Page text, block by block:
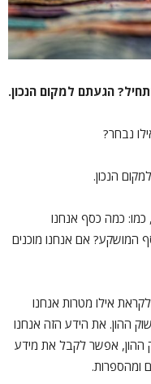
הגעתם למקום הנכון.
נבחר?
הנכון.
כמו: כמה כסף אנחנו
המושקע? אם אנחנו מוכנים
אילו מטרות אנחנו
ההון. את הידע הזה אנחנו
ההון, אפשר לקבל את מידע
ומהספרות.